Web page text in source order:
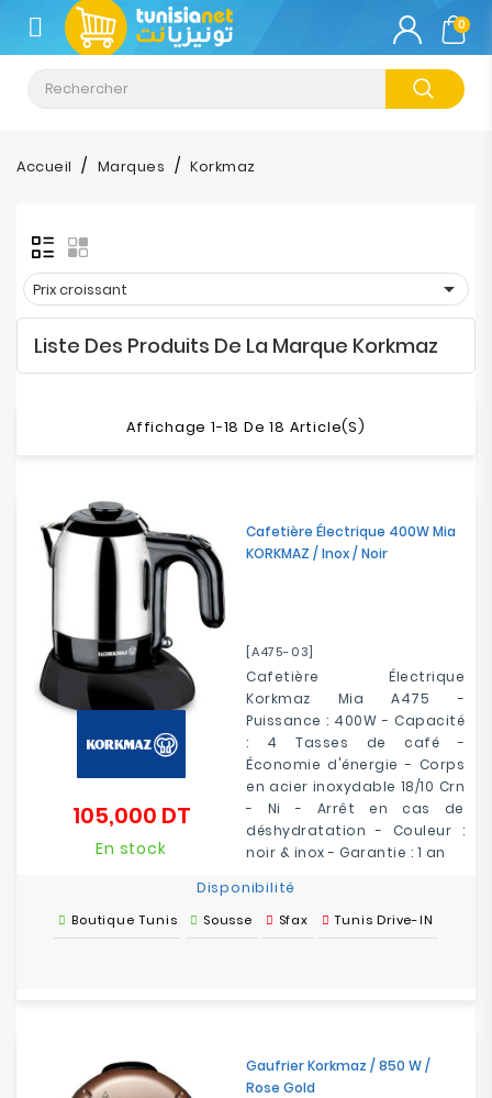
CATÉGORIE
Climatisation
Informatique
&
Tablette
Impression
Electroménager
Bureautique
Réseau
Sécurité
Loisirs
0
Accueil Marques Korkmaz
Prix croissant 
Liste Des Produits De La Marque Korkmaz
Affichage 1-18 De 18 Article(s)
Cafetière Électrique 400W Mia
KORKMAZ / Inox / Noir
[A475-03]
Cafetière Électrique
Korkmaz Mia A475 -
Puissance : 400W - Capacité
: 4 Tasses de café -
Économie d'énergie - Corps
en acier inoxydable 18/10 Crn
- Ni - Arrêt en cas de
déshydratation - Couleur :
noir & inox - Garantie : 1 an
105,000 DTPrix
En stock
Disponibilité
Boutique Tunis Sousse Sfax Tunis Drive-IN
Gaufrier Korkmaz / 850 W /
Rose Gold